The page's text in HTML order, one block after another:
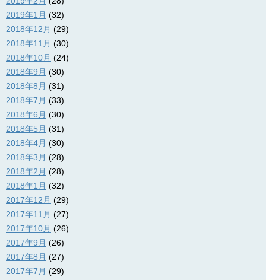
2019年1月 (32)
2018年12月 (29)
2018年11月 (30)
2018年10月 (24)
2018年9月 (30)
2018年8月 (31)
2018年7月 (33)
2018年6月 (30)
2018年5月 (31)
2018年4月 (30)
2018年3月 (28)
2018年2月 (28)
2018年1月 (32)
2017年12月 (29)
2017年11月 (27)
2017年10月 (26)
2017年9月 (26)
2017年8月 (27)
2017年7月 (29)